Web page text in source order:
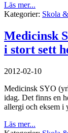
Läs mer...
Kategorier: Skola
Medicinsk
i stort sett
2012-02-10
Medicinsk SYO
idag. Det finns en
allergi och eksem i
Läs mer...